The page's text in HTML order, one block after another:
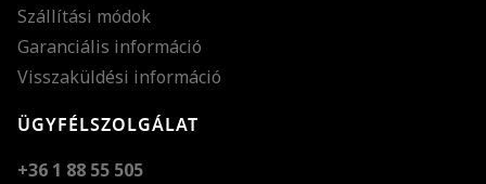
Szállítási módok
Garanciális információ
Visszaküldési információ
ÜGYFÉLSZOLGÁLAT
+36 1 88 55 505